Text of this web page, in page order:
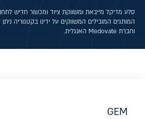
סלע מדיקל מייבאת ומשווקת ציוד ומכשור חדיש
וחברת Medovate האנגלית.
GEM